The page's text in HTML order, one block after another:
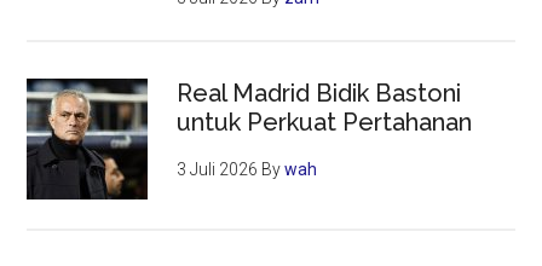
Real Madrid Bidik Bastoni
untuk Perkuat Pertahanan
3 Juli 2026 Bywah